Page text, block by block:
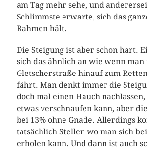
am Tag mehr sehe, und
Schlimmste erwarte, sich das
Rahmen hält.
Die Steigung ist aber schon hart.
sich das ähnlich an wie wenn man
Gletscherstraße hinauf zum
fährt. Man denkt immer die
doch mal einen Hauch nachlassen,
etwas verschnaufen kann, aber
bei 13% ohne Gnade. Allerdings
tatsächlich Stellen wo man sich
erholen kann. Und dann ist auch